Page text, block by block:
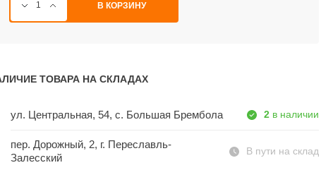
В КОРЗИНУ
ТОВАРА НА СКЛАДАХ
ул. Центральная, 54, c. Большая Брембола 2 в наличии
пер. Дорожный, 2, г. Переславль-
Залесский
В пути на склад